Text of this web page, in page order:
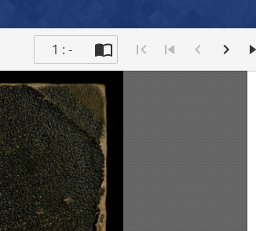
1 : -